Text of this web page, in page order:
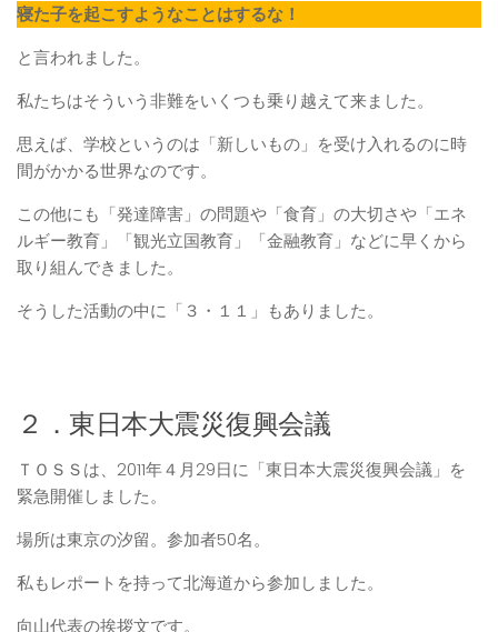
寝た子を起こすようなことはするな！
と言われました。
私たちはそういう非難をいくつも乗り越えて来ました。
思えば、学校というのは「新しいもの」を受け入れるのに時
間がかかる世界なのです。
この他にも「発達障害」の問題や「食育」の大切さや「エネ
ルギー教育」「観光立国教育」「金融教育」などに早くから
取り組んできました。
そうした活動の中に「３・１１」もありました。
２．東日本大震災復興会議
ＴＯＳＳは、2011‎年‎４月29日に「東日本大震災復興会議」を
緊急開催しました。
場所は東京の汐留。参加者50名。
私もレポートを持って北海道から参加しました。
向山代表の挨拶文です。